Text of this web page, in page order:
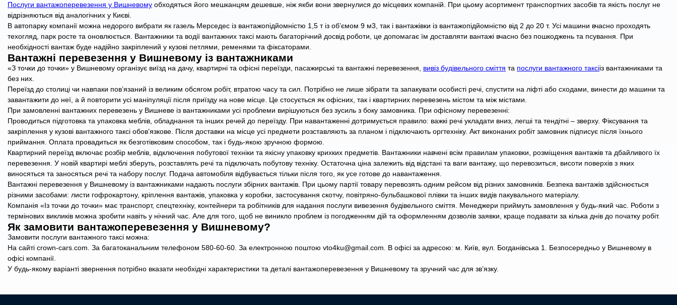
Послуги вантажоперевезення у Вишневому обходяться його мешканцям дешевше, ніж якби вони звернулися до місцевих компаній. При цьому асортимент транспортних засобів та якість послуг не
відрізняються від аналогічних у Києві.
В автопарку компанії можна недорого вибрати як газель Мерседес із вантажопідйомністю 1,5 т із об’ємом 9 м3, так і вантажівки із вантажопідйомністю від 2 до 20 т. Усі машини вчасно проходять
техогляд, парк росте та оновлюється. Вантажники та водії вантажних таксі мають багаторічний досвід роботи, це допомагає їм доставляти вантажі вчасно без пошкоджень та псування. При
необхідності вантаж буде надійно закріплений у кузові петлями, ременями та фіксаторами.
Вантажні перевезення у Вишневому із вантажниками
«З точки до точки» у Вишневому організує виїзд на дачу, квартирні та офісні переїзди, пасажирські та вантажні перевезення, вивіз будівельного сміття та послуги вантажного таксііз вантажниками та
без них.
Переїзд до столиці чи навпаки пов’язаний із великим обсягом робіт, втратою часу та сил. Потрібно не лише зібрати та запакувати особисті речі, спустити на ліфті або сходами, винести до машини та
завантажити до неї, а й повторити усі маніпуляції після приїзду на нове місце. Це стосується як офісних, так і квартирних перевезень містом та між містами.
При замовленні вантажних перевезень у Вишневе із вантажниками усі проблеми вирішуються без зусиль з боку замовника. При офісному перевезенні:
Проводиться підготовка та упаковка меблів, обладнання та інших речей до переїзду. При навантаженні дотримується правило: важкі речі укладати вниз, легші та тендітні – зверху. Фіксування та
закріплення у кузові вантажного таксі обов’язкове. Після доставки на місце усі предмети розставляють за планом і підключають оргтехніку. Акт виконаних робіт замовник підписує після їхнього
приймання. Оплата провадиться як безготівковим способом, так і будь-якою зручною формою.
Квартирний переїзд включає розбір меблів, відключення побутової техніки та якісну упаковку крихких предметів. Вантажники навчені всім правилам упаковки, розміщення вантажів та дбайливого їх
перевезення. У новій квартирі меблі зберуть, розставлять речі та підключать побутову техніку. Остаточна ціна залежить від відстані та ваги вантажу, що перевозиться, висоти поверхів з яких
виносяться та заносяться речі та набору послуг. Подача автомобіля відбувається тільки після того, як усе готове до навантаження.
Вантажні перевезення у Вишневому із вантажниками надають послуги збірних вантажів. При цьому партії товару перевозять одним рейсом від різних замовників. Безпека вантажів здійснюється
різними засобами: листи гофрокартону, кріплення вантажів, упаковка у коробки, застосування скотчу, повітряно-бульбашкової плівки та інших видів пакувального матеріалу.
Компанія «Із точки до точки» має транспорт, спецтехніку, контейнери та робітників для надання послуги вивезення будівельного сміття. Менеджери приймуть замовлення у будь-який час. Роботи з
термінових викликів можна зробити навіть у нічний час. Але для того, щоб не виникло проблем із погодженням дій та оформленням дозволів заявки, краще подавати за кілька днів до початку робіт.
Як замовити вантажоперевезення у Вишневому?
Замовити послуги вантажного таксі можна:
На сайті crown-cars.com. За багатоканальним телефоном 580-60-60. За електронною поштою vto4ku@gmail.com. В офісі за адресою: м. Київ, вул. Богданівська 1. Безпосередньо у Вишневому в
офісі компанії.
У будь-якому варіанті звернення потрібно вказати необхідні характеристики та деталі вантажоперевезення у Вишневому та зручний час для зв’язку.